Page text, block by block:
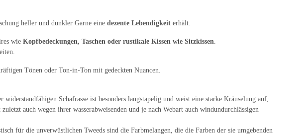
heller und dunkler Garne eine dezente Lebendigkeit erhält.
wie Kopfbedeckungen, Taschen oder rustikale Kissen wie Sitzkissen
Tönen oder Ton-in-Ton mit gedeckten Nuancen.
widerstandfähigen Schafrasse ist besonders langstapelig und weist eine starke Kräuselung auf,
auch wegen ihrer wasserabweisenden und je nach Webart auch windundurchlässigen
für die unverwüstlichen Tweeds sind die Farbmelangen, die die Farben der sie umgebenden